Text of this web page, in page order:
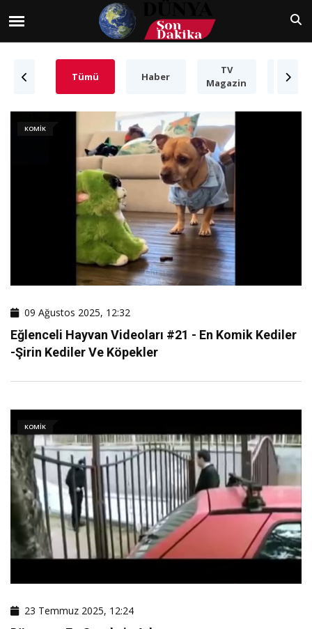
Tümü Haber
TV
Magazin
Süper
KOMIK
09 Ağustos 2025, 12:32
Eğlenceli Hayvan Videoları #21 - En Komik Kediler
-şirin Kediler Ve Köpekler
KOMIK
23 Temmuz 2025, 12:24